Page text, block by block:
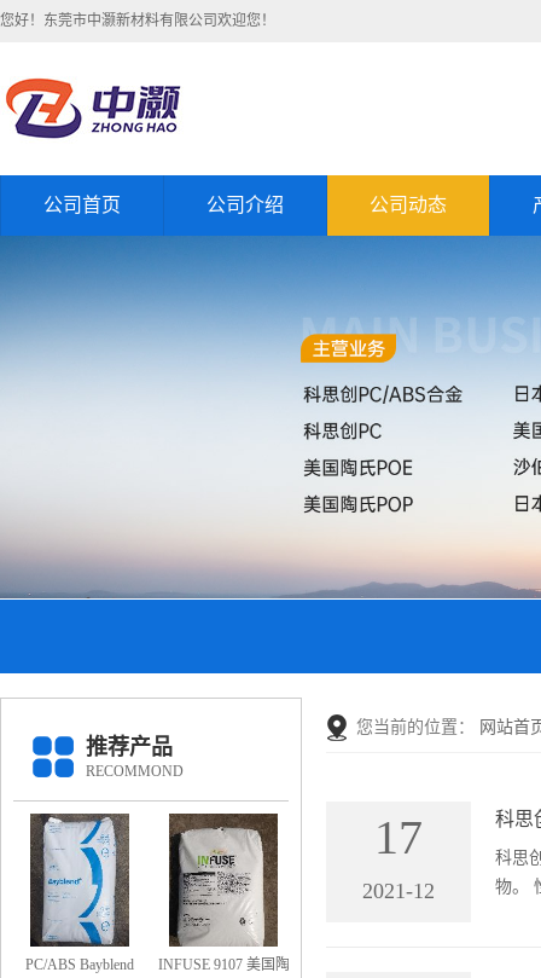
您好！东莞市中灏新材料有限公司欢迎您！
公司首页 公司介绍 公司动态
推荐产品
RECOMMOND
PC/ABS Bayblend INFUSE 9107 美国陶
您当前的位置： 网站首
17
2021-12
科思
科思
物。 性能： 1.高冲击及缺口冲击强度； 2.高刚性； 3.高尺寸精度和稳定性； 4.低翘曲； 5.低整体收缩率； 6.良好的光稳定性；